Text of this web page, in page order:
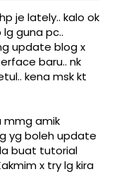
je lately.. kalo ok
guna pc..
update blog x
baru.. nk
kena msk kt
amik
yg boleh update
buat tutorial
x try lg kira